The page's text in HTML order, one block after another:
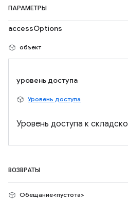
ПАРАМЕТРЫ
accessOptions
объект
уровень доступа
Уровень доступа
Уровень доступа к
ВОЗВРАТЫ
Обещание<пустота>